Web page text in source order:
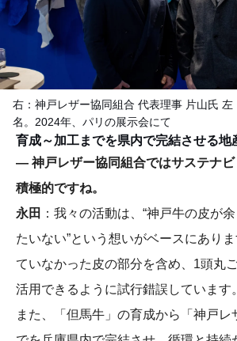
右：神戸レザー協同組合 代表理事 片山氏 左
名。2024年、パリの展示会にて
育成～加工までを県内で完結させる地
― 神戸レザー協同組合ではサステナビ
積極的ですね。
永田 ：我々の活動は、“神戸牛の皮が
たいない”という想いがベースにあり
ていなかった皮の部分を含め、1頭丸
活用できるように試行錯誤しています。
また、「但馬牛」の育成から「神戸レ